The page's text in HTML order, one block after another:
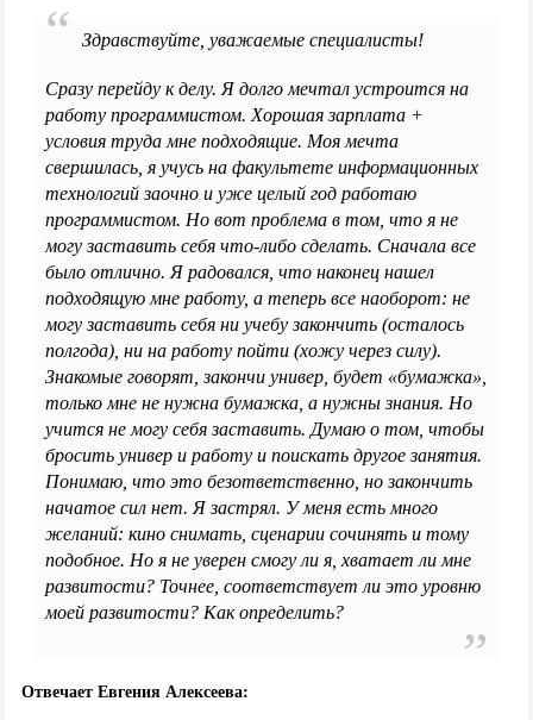
Здравствуйте, уважаемые специалисты!
Сразу перейду к делу. Я долго мечтал устроится на
работу программистом. Хорошая зарплата +
условия труда мне подходящие. Моя мечта
свершилась, я учусь на факультете информационных
технологий заочно и уже целый год работаю
программистом. Но вот проблема в том, что я не
могу заставить себя что-либо сделать. Сначала все
было отлично. Я радовался, что наконец нашел
подходящую мне работу, а теперь все наоборот: не
могу заставить себя ни учебу закончить (осталось
полгода), ни на работу пойти (хожу через силу).
Знакомые говорят, закончи универ, будет «бумажка»,
только мне не нужна бумажка, а нужны знания. Но
учится не могу себя заставить. Думаю о том, чтобы
бросить универ и работу и поискать другое занятия.
Понимаю, что это безответственно, но закончить
начатое сил нет. Я застрял. У меня есть много
желаний: кино снимать, сценарии сочинять и тому
подобное. Но я не уверен смогу ли я, хватает ли мне
развитости? Точнее, соответствует ли это уровню
моей развитости? Как определить?
Отвечает Евгения Алексеева: